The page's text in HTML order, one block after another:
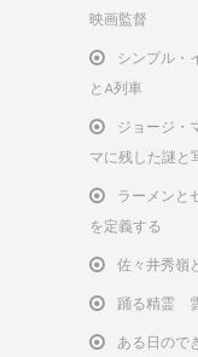
映画監督
シンプル・
とA列車
ジョージ・
マに残した謎と
ラーメンと
を定義する
佐々井秀嶺
踊る精霊
ある日ので